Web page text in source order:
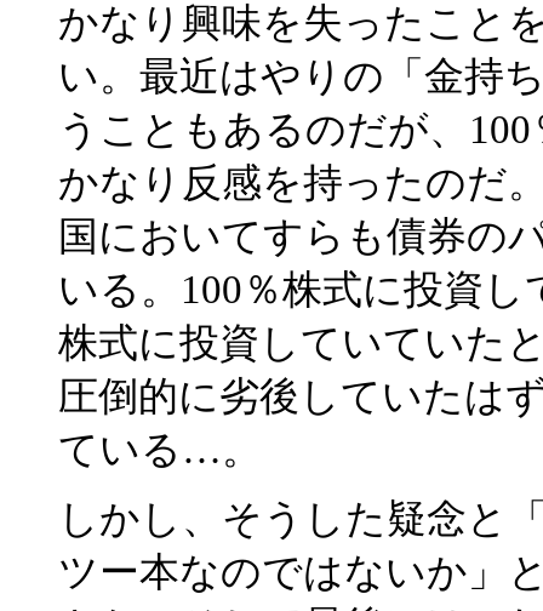
かなり興味を失ったこと
い。最近はやりの「金持
うこともあるのだが、
かなり反感を持ったのだ
国においてすらも債券の
いる。100％株式に投資
株式に投資していていた
圧倒的に劣後していたは
ている…。
しかし、そうした疑念と
ツー本なのではないか」